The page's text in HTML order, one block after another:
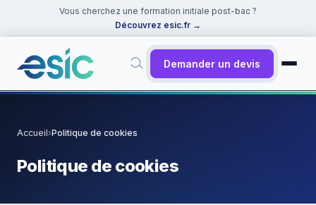
Vous cherchez une formation initiale post-bac ?
Découvrez esic.fr →
Demander un devis
Docker
Accueil›Politique de cookies
Politique de cookies